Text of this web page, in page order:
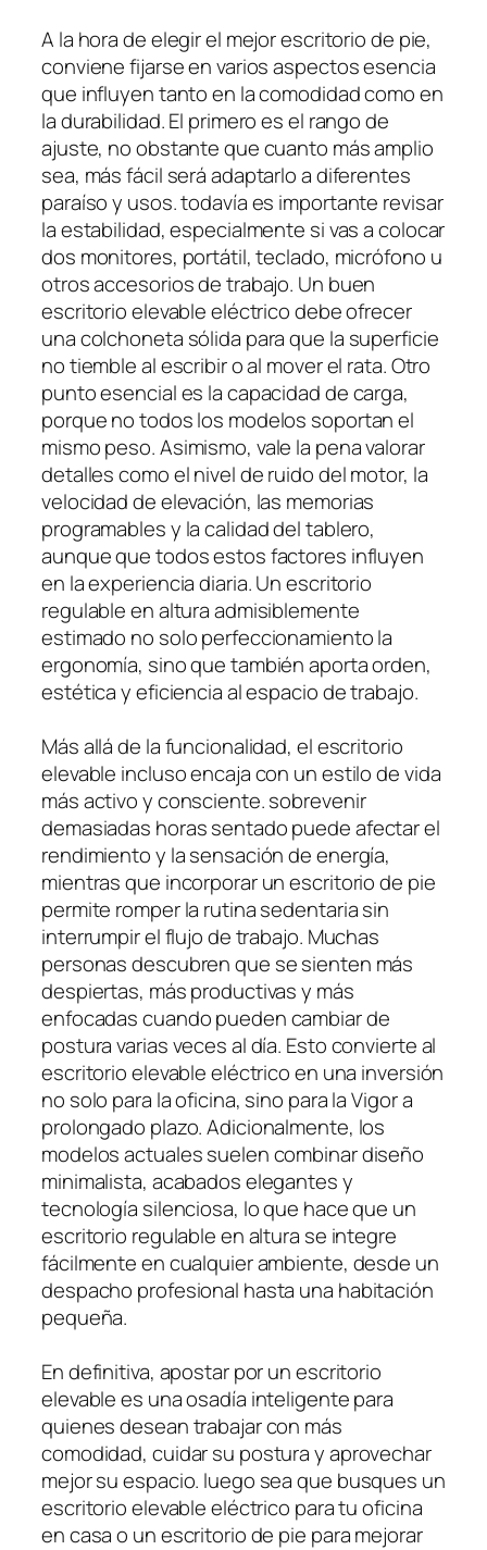
A la hora de elegir el mejor escritorio de pie,
conviene fijarse en varios aspectos esencia
que influyen tanto en la comodidad como en
la durabilidad. El primero es el rango de
ajuste, no obstante que cuanto más amplio
sea, más fácil será adaptarlo a diferentes
paraíso y usos. todavía es importante revisar
la estabilidad, especialmente si vas a colocar
dos monitores, portátil, teclado, micrófono u
otros accesorios de trabajo. Un buen
escritorio elevable eléctrico debe ofrecer
una colchoneta sólida para que la superficie
no tiemble al escribir o al mover el rata. Otro
punto esencial es la capacidad de carga,
porque no todos los modelos soportan el
mismo peso. Asimismo, vale la pena valorar
detalles como el nivel de ruido del motor, la
velocidad de elevación, las memorias
programables y la calidad del tablero,
aunque que todos estos factores influyen
en la experiencia diaria. Un escritorio
regulable en altura admisiblemente
estimado no solo perfeccionamiento la
ergonomía, sino que también aporta orden,
estética y eficiencia al espacio de trabajo.
Más allá de la funcionalidad, el escritorio
elevable incluso encaja con un estilo de vida
más activo y consciente. sobrevenir
demasiadas horas sentado puede afectar el
rendimiento y la sensación de energía,
mientras que incorporar un escritorio de pie
permite romper la rutina sedentaria sin
interrumpir el flujo de trabajo. Muchas
personas descubren que se sienten más
despiertas, más productivas y más
enfocadas cuando pueden cambiar de
postura varias veces al día. Esto convierte al
escritorio elevable eléctrico en una inversión
no solo para la oficina, sino para la Vigor a
prolongado plazo. Adicionalmente, los
modelos actuales suelen combinar diseño
minimalista, acabados elegantes y
tecnología silenciosa, lo que hace que un
escritorio regulable en altura se integre
fácilmente en cualquier ambiente, desde un
despacho profesional hasta una habitación
pequeña.
En definitiva, apostar por un escritorio
elevable es una osadía inteligente para
quienes desean trabajar con más
comodidad, cuidar su postura y aprovechar
mejor su espacio. luego sea que busques un
escritorio elevable eléctrico para tu oficina
en casa o un escritorio de pie para mejorar